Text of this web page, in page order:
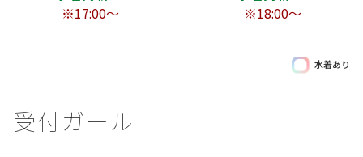
※17:00〜
※18:00〜
水着あり
受付ガール